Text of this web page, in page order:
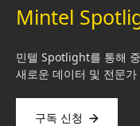
Mintel
민텔 Spotlight를 통해
새로운 데이터 및 전문
구독 신청